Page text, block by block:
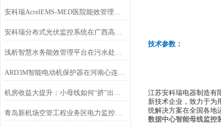
安科瑞AcrelEMS-MED医院能效管理平台行业解决方案
安科瑞分布式光伏监控系统在广西高速（大片坡村）项目中应用
浅析智慧水务能效管理平台在污水处理厂中的应用
ARD3M智能电动机保护器在河南心连心化学工业集团的应用
机房收益大提升：小母线如何“挤”出更多IT机柜？
青岛新机场空管工程业务区电力监控和能耗监测的设计与应用
技术参数：
江苏安科瑞电器制造有
新技术企业，致力于为
统解决方案在全国各地
数据中心智能母线监控